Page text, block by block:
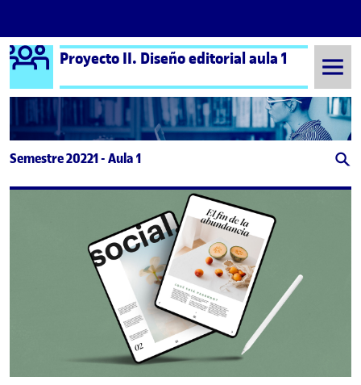
Saltar al contenido
Logo Ágora
Proyecto II. Diseño editorial aula 1
Semestre 20221 - Aula 1